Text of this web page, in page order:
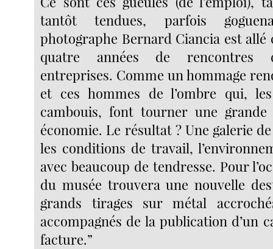
tantôt tendues, parfois
photographe Bernard Ciancia est
quatre années de rencontres
entreprises. Comme un hommage
et ces hommes de l’ombre qui,
cambouis, font tourner une
économie. Le résultat ? Une galerie
les conditions de travail,
avec beaucoup de tendresse. Pour
du musée trouvera une nouvelle
grands tirages sur métal
accompagnés de la publication d’un
facture.”